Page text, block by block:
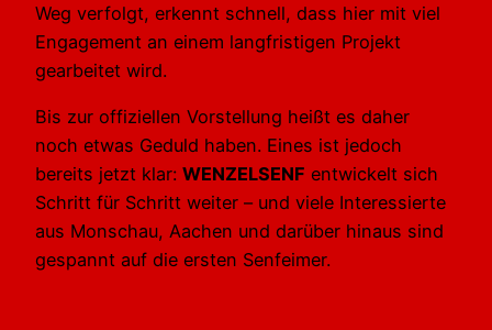
Weg verfolgt, erkennt schnell, dass hier mit viel
Engagement an einem langfristigen Projekt
gearbeitet wird.
Bis zur offiziellen Vorstellung heißt es daher
noch etwas Geduld haben. Eines ist jedoch
bereits jetzt klar: WENZELSENF entwickelt sich
Schritt für Schritt weiter – und viele Interessierte
aus Monschau, Aachen und darüber hinaus sind
gespannt auf die ersten Senfeimer.